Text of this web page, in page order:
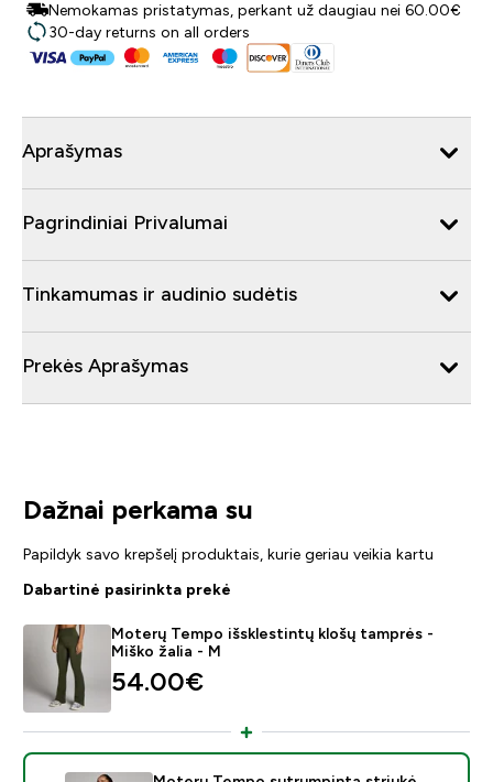
Nemokamas pristatymas, perkant už daugiau nei 60.00€
30-day returns on all orders
Aprašymas
Pagrindiniai Privalumai
Tinkamumas ir audinio sudėtis
Prekės Aprašymas
Dažnai perkama su
Papildyk savo krepšelį produktais, kurie geriau veikia kartu
Dabartinė pasirinkta prekė
Moterų Tempo išsklestintų klošų tamprės -
Miško žalia - M
54.00€‎